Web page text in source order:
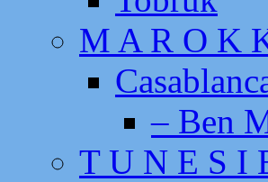
M A R O K
– Ben
T U N E S I